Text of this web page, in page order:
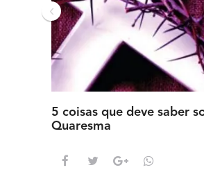
5 coisas que deve saber
Quaresma
‹